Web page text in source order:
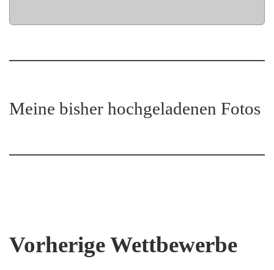
Meine bisher hochgeladenen Fotos
Vorherige Wettbewerbe